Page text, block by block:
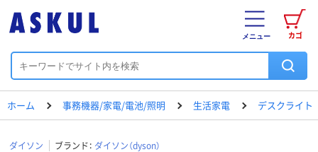
カゴ
メニュー
ホーム 事務機器/家電/電池/照明 生活家電 デスクライト
ダイソン ブランド： ダイソン（dyson）